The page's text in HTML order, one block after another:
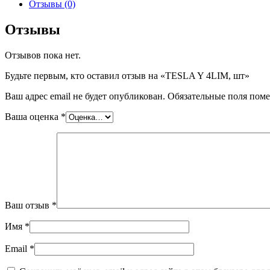
TESLA
4LIM,
шт
Отзывы (0)
Отзывы
Отзывов пока нет.
Будьте первым, кто оставил отзыв на «TESLA Y 4LIM, шт»
Ваш адрес email не будет опубликован. Обязательные поля
Ваша оценка *
Ваш отзыв *
Имя *
Email *